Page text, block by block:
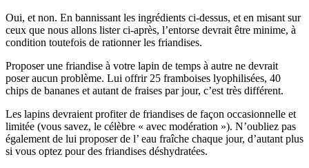
Oui, et non. En bannissant les ingrédients ci-dessus, et en misant sur
ceux que nous allons lister ci-après, l’entorse devrait être minime, à
condition toutefois de rationner les friandises.
Proposer une friandise à votre lapin de temps à autre ne devrait
poser aucun problème. Lui offrir 25 framboises lyophilisées, 40
chips de bananes et autant de fraises par jour, c’est très différent.
Les lapins devraient profiter de friandises de façon occasionnelle et
limitée (vous savez, le célèbre « avec modération »). N’oubliez pas
également de lui proposer de l’ eau fraîche chaque jour, d’autant plus
si vous optez pour des friandises déshydratées.